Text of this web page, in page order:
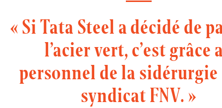
« Si Tata Steel a décidé de
l’acier vert, c’est grâce
personnel de la sidérurgie
syndicat FNV. »